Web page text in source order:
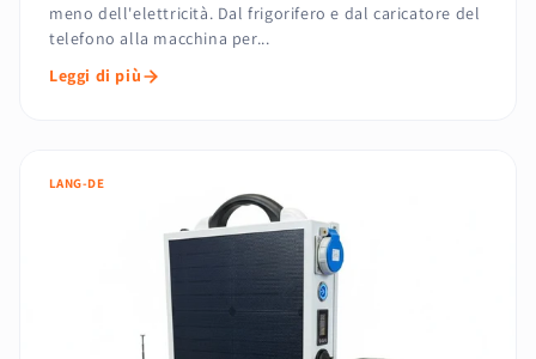
meno dell'elettricità. Dal frigorifero e dal caricatore del
telefono alla macchina per...
Leggi di più
LANG-DE